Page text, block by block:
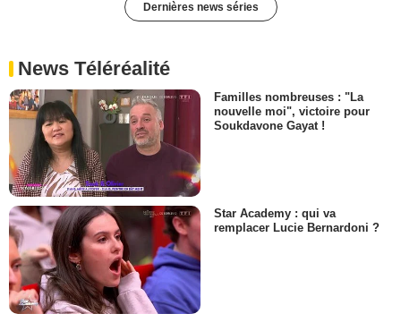
Dernières news séries
News Téléréalité
Familles nombreuses : "La
nouvelle moi", victoire pour
Soukdavone Gayat !
Star Academy : qui va
remplacer Lucie Bernardoni ?